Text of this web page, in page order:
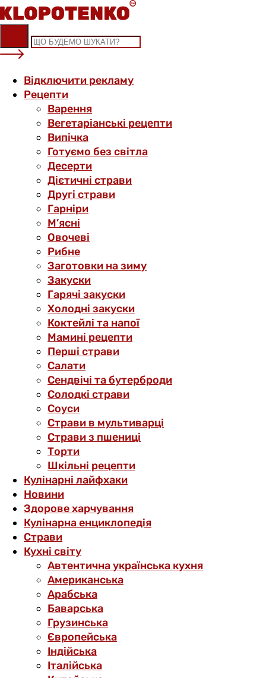
Skip
to
content
Відключити рекламу
Рецепти
Варення
Вегетаріанські рецепти
Випічка
Готуємо без світла
Десерти
Дієтичні страви
Другі страви
Гарніри
М’ясні
Овочеві
Рибне
Заготовки на зиму
Закуски
Гарячі закуски
Холодні закуски
Коктейлі та напої
Мамині рецепти
Перші страви
Салати
Сендвічі та бутерброди
Солодкі страви
Соуси
Страви в мультиварці
Страви з пшениці
Торти
Шкільні рецепти
Кулінарні лайфхаки
Новини
Здорове харчування
Кулінарна енциклопедія
Страви
Кухні світу
Автентична українська кухня
Американська
Арабська
Баварська
Грузинська
Європейська
Індійська
Італійська